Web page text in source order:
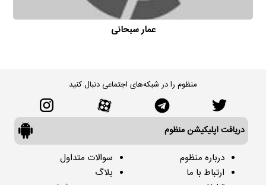
عمار سبحانی
منظوم را در شبکه‌های اجتماعی دنبال کنید
دریافت اپلیکیشن منظوم
درباره منظوم
ارتباط با ما
سوالات متداول
بلاگ